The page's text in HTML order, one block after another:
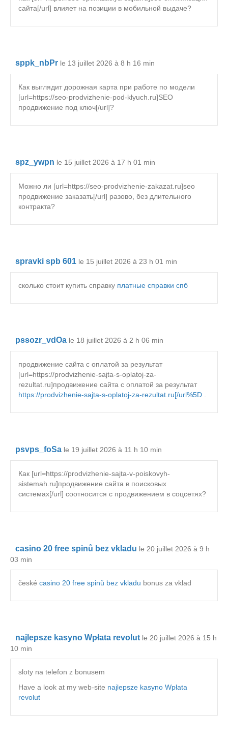
сайта[/url] влияет на позиции в мобильной выдаче?
sppk_nbPr le 13 juillet 2026 à 8 h 16 min
Как выглядит дорожная карта при работе по модели
[url=https://seo-prodvizhenie-pod-klyuch.ru]SEO
продвижение под ключ[/url]?
spz_ywpn le 15 juillet 2026 à 17 h 01 min
Можно ли [url=https://seo-prodvizhenie-zakazat.ru]seo
продвижение заказать[/url] разово, без длительного
контракта?
spravki spb 601 le 15 juillet 2026 à 23 h 01 min
сколько стоит купить справку платные справки спб
pssozr_vdOa le 18 juillet 2026 à 2 h 06 min
продвижение сайта с оплатой за результат
[url=https://prodvizhenie-sajta-s-oplatoj-za-
rezultat.ru]продвижение сайта с оплатой за результат
https://prodvizhenie-sajta-s-oplatoj-za-rezultat.ru[/url%5D
psvps_foSa le 19 juillet 2026 à 11 h 10 min
Как [url=https://prodvizhenie-sajta-v-poiskovyh-
sistemah.ru]продвижение сайта в поисковых
системах[/url] соотносится с продвижением в соцсетях?
casino 20 free spinů bez vkladu le 20 juillet 2026 à 9 h
03 min
české casino 20 free spinů bez vkladu bonus za vklad
najlepsze kasyno Wpłata revolut le 20 juillet 2026 à 15 h
10 min
sloty na telefon z bonusem
Have a look at my web-site najlepsze kasyno Wpłata
revolut